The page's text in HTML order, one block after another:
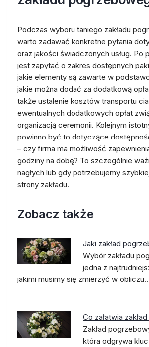
Podczas wyboru taniego zakładu
warto zadawać konkretne pytania
oraz jakości świadczonych usług. Po
jest zapytać o zakres dostępnych
jakie elementy są zawarte w
jakie można dodać za dodatkową
także ustalenie kosztów transportu
ewentualnych dodatkowych opłat
organizacją ceremonii. Kolejnym
powinno być to dotyczące
– czy firma ma możliwość
godziny na dobę? To szczególnie
nagłych lub gdy potrzebujemy
strony zakładu.
Zobacz także
Jaki zakład
Wybór zakładu
jedna z
jakimi musimy się zmierzyć w obliczu…
Co załatwia
Zakład
która odgrywa